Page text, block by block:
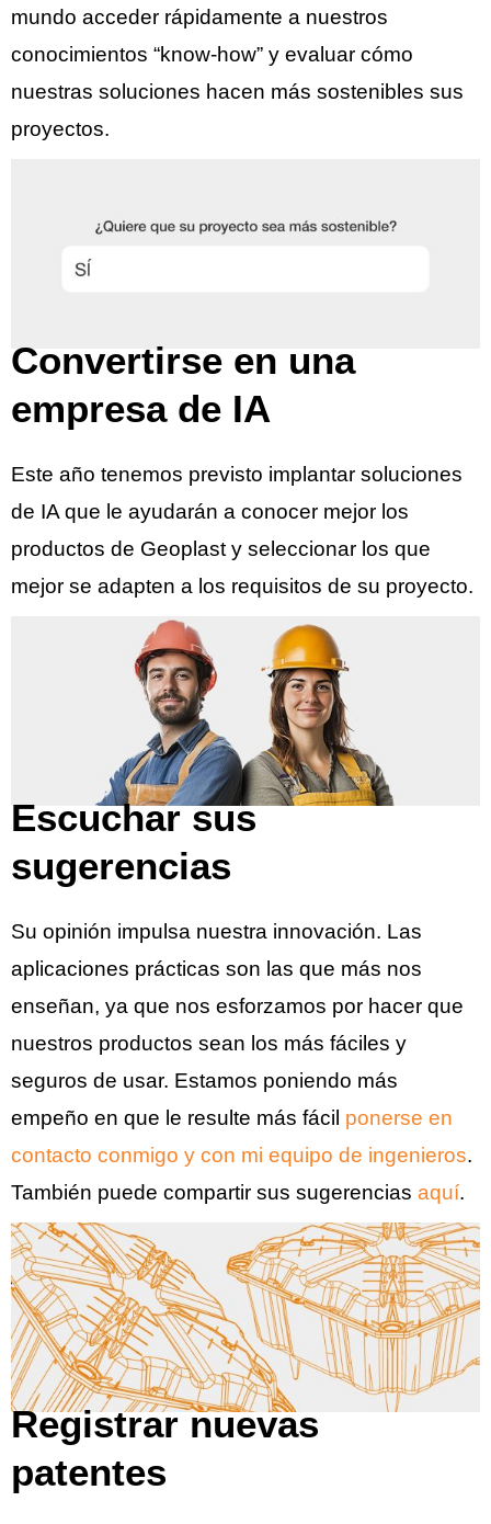
mundo acceder rápidamente a nuestros
conocimientos “know-how” y evaluar cómo
nuestras soluciones hacen más sostenibles sus
proyectos.
Convertirse en una
empresa de IA
Este año tenemos previsto implantar soluciones
de IA que le ayudarán a conocer mejor los
productos de Geoplast y seleccionar los que
mejor se adapten a los requisitos de su proyecto.
Escuchar sus
sugerencias
Su opinión impulsa nuestra innovación. Las
aplicaciones prácticas son las que más nos
enseñan, ya que nos esforzamos por hacer que
nuestros productos sean los más fáciles y
seguros de usar. Estamos poniendo más
empeño en que le resulte más fácil ponerse en
contacto conmigo y con mi equipo de ingenieros.
También puede compartir sus sugerencias aquí.
Registrar nuevas
patentes